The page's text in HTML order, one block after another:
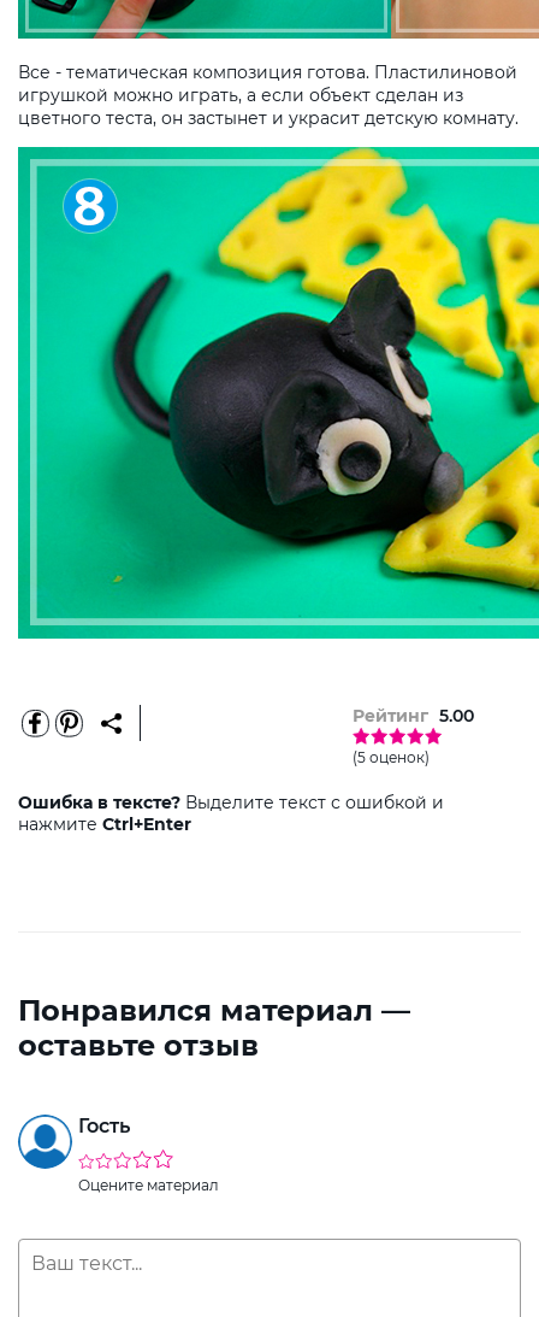
Все - тематическая композиция готова. Пластилиновой
игрушкой можно играть, а если объект сделан из
цветного теста, он застынет и украсит детскую комнату.
Рейтинг 5.00
(5 оценок)
Ошибка в тексте? Выделите текст с ошибкой и
нажмите Ctrl+Enter
Понравился материал —
оставьте отзыв
Гость
Оцените материал